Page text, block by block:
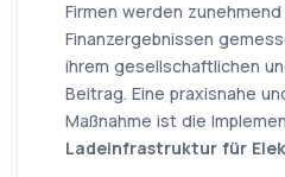
Firmen werden
Finanzergebnissen
ihrem gesellschaftlichen
Beitrag. Eine praxisnahe
Maßnahme ist die
Ladeinfrastruktur für